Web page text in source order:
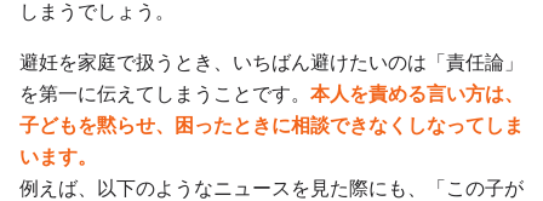
しまうでしょう。
避妊を家庭で扱うとき、いちばん避けたいのは「責任論」
を第一に伝えてしまうことです。 本人を責める言い方は、
子どもを黙らせ、困ったときに相談できなくしなってしま
います。
例えば、以下のようなニュースを見た際にも、「この子が